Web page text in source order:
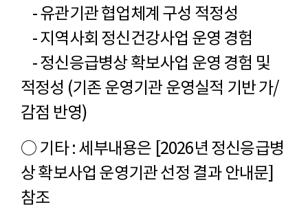
- 유관기관 협업체계 구성 적정성
- 지역사회 정신건강사업 운영 경험
- 정신응급병상 확보사업 운영 경험 및
적정성 (기존 운영기관 운영실적 기반 가/
감점 반영)
○ 기타 : 세부내용은 [2026년 정신응급병
상 확보사업 운영기관 선정 결과 안내문]
참조